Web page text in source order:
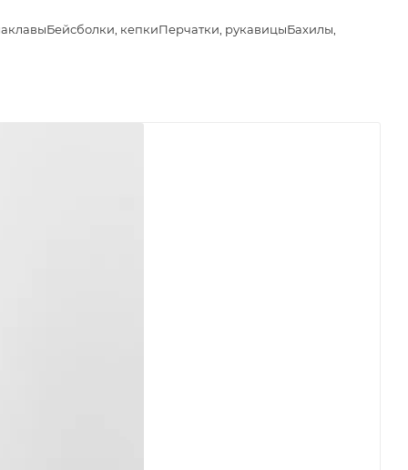
Бейсболки, кепкиПерчатки, рукавицыБахилы,